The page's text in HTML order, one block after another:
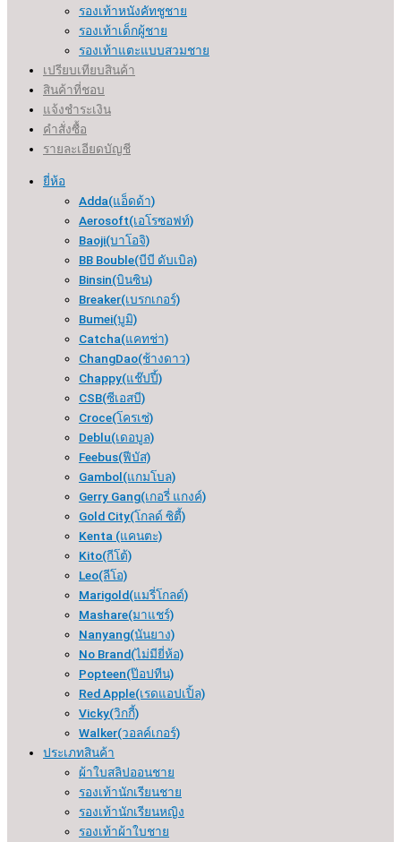
รองเท้าหนังคัทชูชาย
รองเท้าเด็กผู้ชาย
รองเท้าแตะแบบสวมชาย
เปรียบเทียบสินค้า
สินค้าที่ชอบ
แจ้งชำระเงิน
คำสั่งซื้อ
รายละเอียดบัญชี
ยี่ห้อ
Adda(แอ็ดด้า)
Aerosoft(เอโรซอฟท์)
Baoji(บาโอจิ)
BB Bouble(บีบี ดับเบิล)
Binsin(บินซิน)
Breaker(เบรกเกอร์​)
Bumei(บูมิ)
Catcha(แคทช่า)
ChangDao(ช้างดาว)
Chappy(แช๊ปปี้)
CSB(ซีเอสบี)
Croce(โครเซ่)
Deblu(เดอบูล)
Feebus(ฟีบัส)
Gambol(แกมโบล)
Gerry Gang(เกอรี่ แกงค์)
Gold City(โกลด์ ซิตี้)
Kenta (แคนตะ)
Kito(กีโต้)
Leo(ลีโอ)
Marigold(แมรี่โกลด์)
Mashare(มาแชร์)
Nanyang(นันยาง)
No Brand(ไม่มียี่ห้อ)
Popteen(ป๊อปทีน)
Red Apple(เรดแอปเปิ้ล)
Vicky(วิกกี้)
Walker(วอลค์เกอร์)
ประเภทสินค้า
ผ้าใบสลิปออนชาย
รองเท้านักเรียนชาย
รองเท้านักเรียนหญิง
รองเท้าผ้าใบชาย